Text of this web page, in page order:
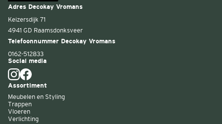
Adres Decokay Vromans
Keizersdijk 71
4941 GD Raamsdonksveer
Telefoonnummer Decokay Vromans
0162-512833
Social media
Assortiment
Meubelen en Styling
Trappen
Vloeren
Verlichting